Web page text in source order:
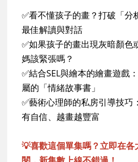
✅看不懂孩子的畫？打破「分
最佳解讀與對話
✅如果孩子的畫出現灰暗顏色
媽該緊張嗎？
✅結合SEL與繪本的繪畫遊戲
屬的「情緒故事書」
✅藝術心理師的私房引導技巧
有自信、越畫越豐富
💡喜歡這個單集嗎？立即在各